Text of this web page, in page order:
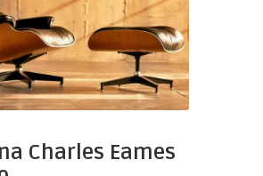
Charles Eames